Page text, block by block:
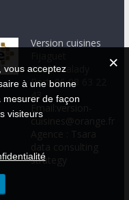
Version cuisines
12330 Valady
Port. 06 08 63 22
43
Email:version-
cuisines@orange.fr
strategy
vous acceptez
à une bonne
de façon
visiteurs